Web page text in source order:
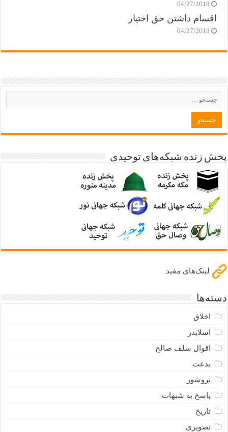
04/27/2018
اقسام داشتن حق اختیار
04/27/2018
پخش زنده شبکه‌های توحیدی
لینک‌های مفید
دسته‌ها
اخلاق
اسلایدر
اقوال سلف صالح
بدعت
بروشور
پاسخ به شبهات
تاریخ
تصویری